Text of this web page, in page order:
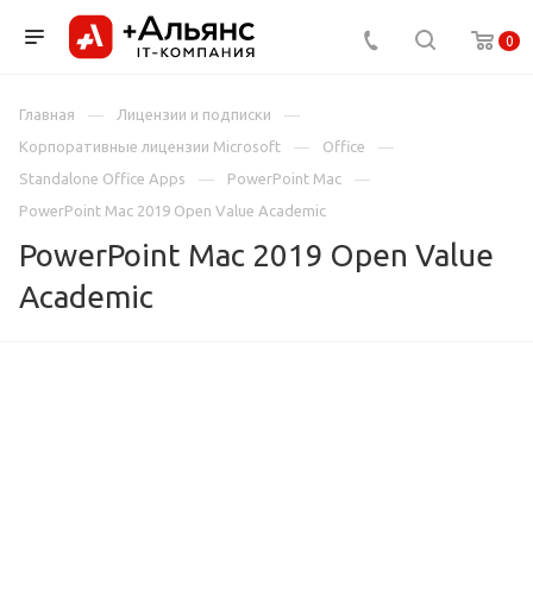
0
Главная
Лицензии и подписки
Корпоративные лицензии Microsoft
Office
Standalone Office Apps
PowerPoint Mac
PowerPoint Mac 2019 Open Value Academic
PowerPoint Mac 2019 Open Value
Academic